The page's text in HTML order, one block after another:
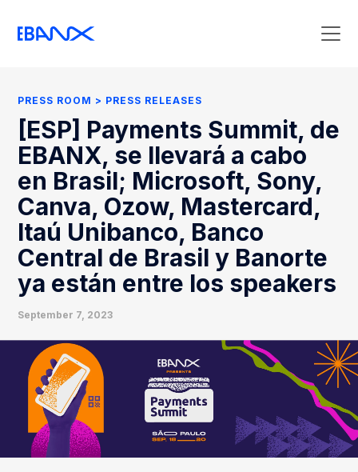
Clipping
Contact Press
PRESS ROOM PRESS RELEASES
[ESP] Payments Summit, de
EBANX, se llevará a cabo
en Brasil; Microsoft, Sony,
Canva, Ozow, Mastercard,
Itaú Unibanco, Banco
Central de Brasil y Banorte
ya están entre los speakers
September 7, 2023